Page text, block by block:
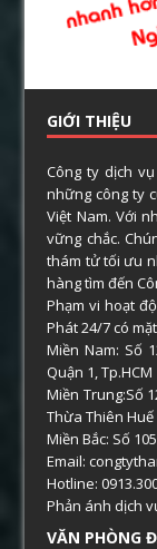
GIỚI THIỆU
Công ty dịch
những công ty
Việt Nam. Với
vững chắc.
thám tử tối ưu
hàng tìm đến
Phạm vi hoạt
Phát 24/7 có
Miền Nam: Số
Quận 1, Tp.HCM
Miền Trung:Số
Thừa Thiên Huế
Miền Bắc: Số
Email:
Hotline:
Phản ánh dịch
VĂN PHÒNG